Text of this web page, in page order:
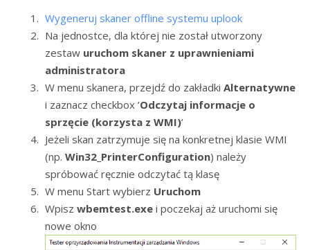
Wygeneruj skaner offline systemu uplook
Na jednostce, dla której nie został utworzony
zestaw uruchom skaner z uprawnieniami
administratora
W menu skanera, przejdź do zakładki Alternatywne
i zaznacz checkbox ’Odczytaj informacje o
sprzęcie (korzysta z WMI)’
Jeżeli skan zatrzymuje się na konkretnej klasie WMI
(np. Win32_PrinterConfiguration) należy
spróbować ręcznie odczytać tą klasę
W menu Start wybierz Uruchom
Wpisz wbemtest.exe i poczekaj aż uruchomi się
nowe okno